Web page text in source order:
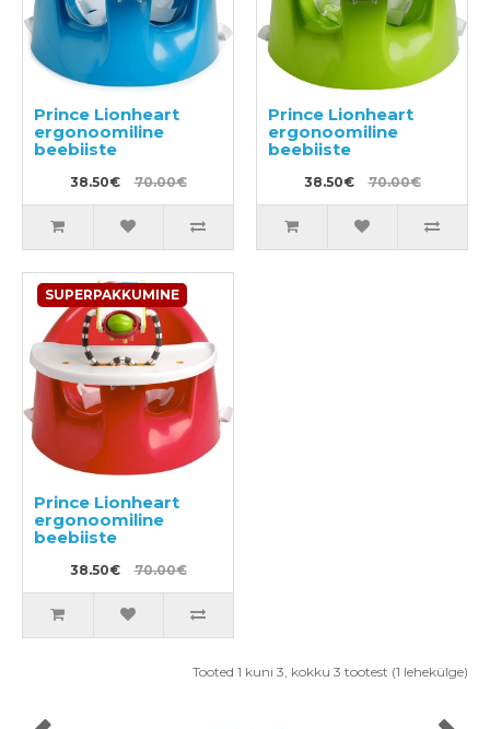
Prince Lionheart
ergonoomiline
beebiiste
38.50€ 70.00€
Prince Lionheart
ergonoomiline
beebiiste
38.50€ 70.00€
SUPERPAKKUMINE
Prince Lionheart
ergonoomiline
beebiiste
38.50€ 70.00€
Tooted 1 kuni 3, kokku 3 tootest (1 lehekülge)